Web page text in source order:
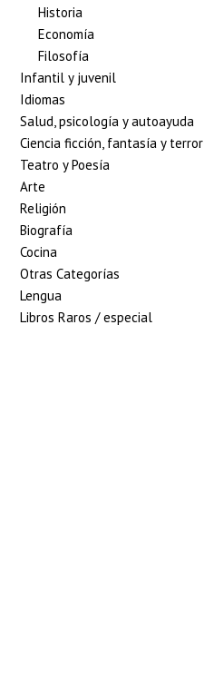
Historia
Economía
Filosofía
Infantil y juvenil
Idiomas
Salud, psicología y autoayuda
Ciencia ficción, fantasía y terror
Teatro y Poesía
Arte
Religión
Biografía
Cocina
Otras Categorías
Lengua
Libros Raros / especial